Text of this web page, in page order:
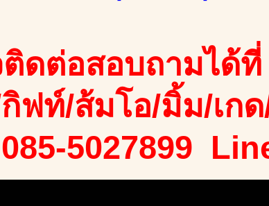
ดต่อสอบถามได้
กิฟท์/ส้มโอ/มิ้ม/เก
5027899